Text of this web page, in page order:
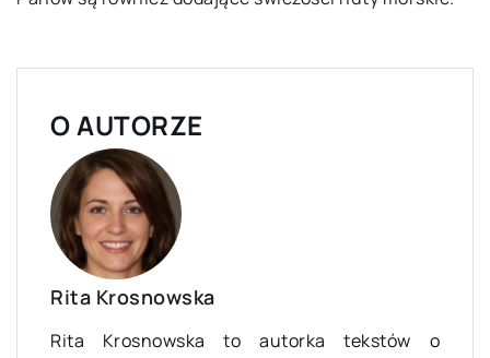
O AUTORZE
Rita Krosnowska
Rita Krosnowska to autorka tekstów o